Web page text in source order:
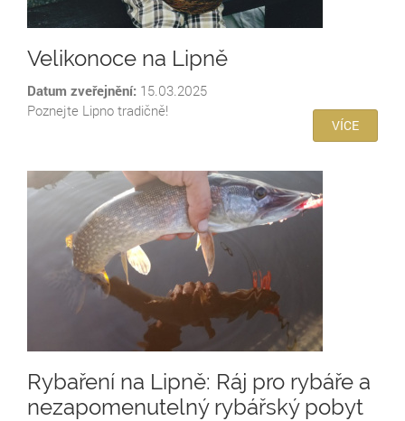
Velikonoce na Lipně
Datum zveřejnění: 15.03.2025
Poznejte Lipno tradičně!
VÍCE
Rybaření na Lipně: Ráj pro rybáře a
nezapomenutelný rybářský pobyt